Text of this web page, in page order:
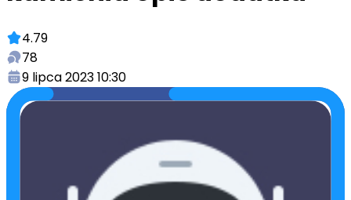
4.79
78
9 lipca 2023 10:30